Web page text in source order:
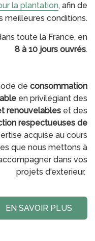
la plantation, afin de
meilleures conditions.
toute la France, en
8 à 10 jours ouvrés.
de consommation
en privilégiant des
renouvelables et des
respectueuses de
acquise au cours
que nous mettons à
dans vos
projets d'exterieur.
EN SAVOIR PLUS